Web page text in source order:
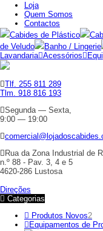
Loja
Quem Somos
Contactos
Cabides de Plástico
de Veludo
Banho / Lingerie
Lavandaria Acessórios
Tlf. 255 811 289
Tlm. 918 816 193
Segunda — Sexta,
9:00 — 19:00
Rua da Zona Industrial de
n.º 88 - Pav. 3, 4 e 5
4620-286 Lustosa
Direções
Categorias
Produtos Novos2
Equipamentos de